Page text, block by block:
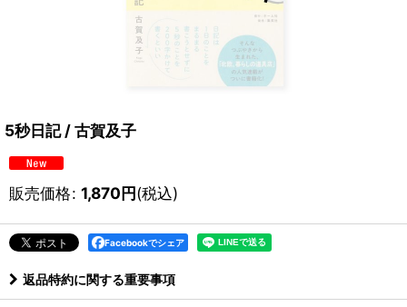
5秒日記 / 古賀及子
販売価格: 1,870円(税込)
Facebookでシェア
返品特約に関する重要事項